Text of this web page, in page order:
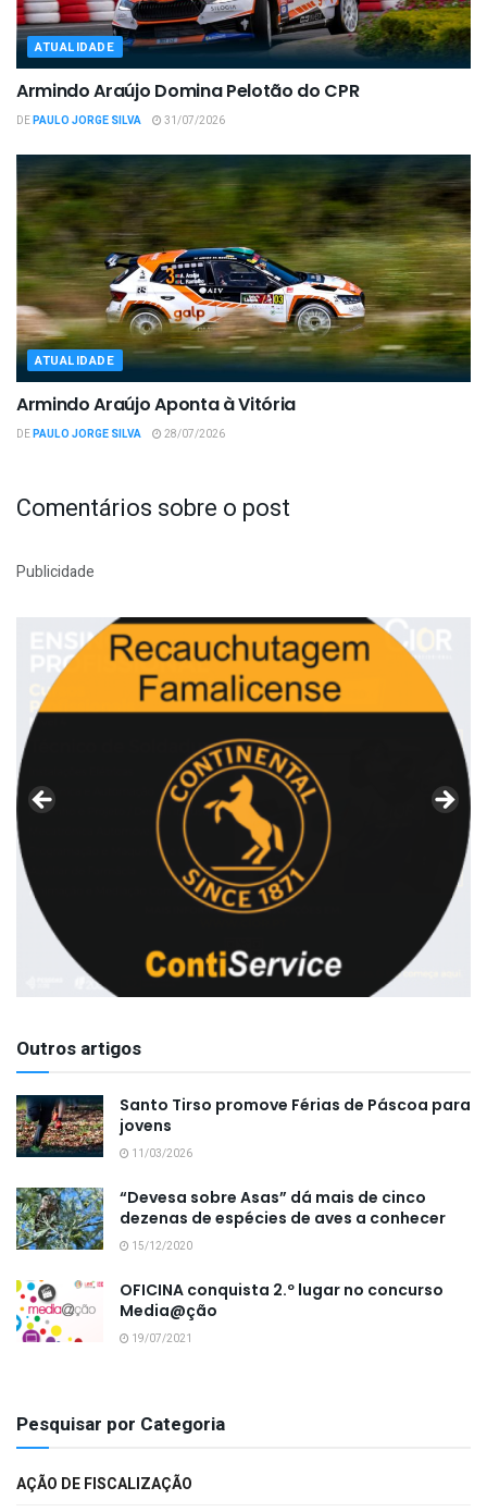
ATUALIDADE
Armindo Araújo Domina Pelotão do CPR
DEPAULO JORGE SILVA 31/07/2026
ATUALIDADE
Armindo Araújo Aponta à Vitória
DEPAULO JORGE SILVA 28/07/2026
Comentários sobre o post
Publicidade
Outros artigos
Santo Tirso promove Férias de Páscoa para
jovens
11/03/2026
“Devesa sobre Asas” dá mais de cinco
dezenas de espécies de aves a conhecer
15/12/2020
OFICINA conquista 2.º lugar no concurso
Media@ção
19/07/2021
Pesquisar por Categoria
AÇÃO DE FISCALIZAÇÃO